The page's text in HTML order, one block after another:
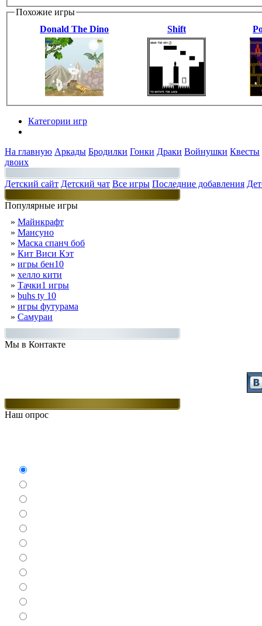
Похожие игры
Donald The Dino
Shift
Категории игр
На главную Аркады Бродилки Гонки Драки Войнушки Квесты
двоих
Детский сайт Детский чат Все игры Последние добавления
Популярные игры
» Майнкрафт
» Мансуно
» Маска спанч боб
» Кит Виси Кэт
» игры бен10
» хелло кити
» Тачки1 игры
» buhs ty 10
» игры футурама
» Самураи
Мы в Контакте
Наш опрос